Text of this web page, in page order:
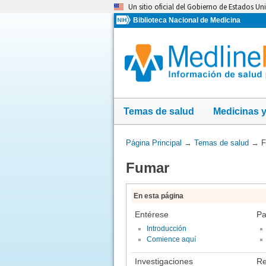
Un sitio oficial del Gobierno de Estados
Biblioteca Nacional de Medicina
Temas de salud Medicinas
Usted
aquí:
Página Principal → Temas de salud →
Fumar
En esta página
Entérese
Introducción
Comience aquí
Investigaciones